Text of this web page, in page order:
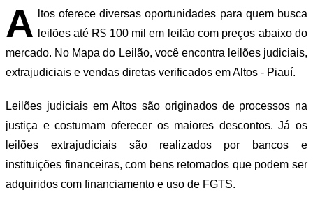
A
ltos oferece diversas oportunidades para quem busca
leilões até R$ 100 mil em leilão com preços abaixo do
mercado. No Mapa do Leilão, você encontra leilões judiciais,
extrajudiciais e vendas diretas verificados em Altos - Piauí.
Leilões judiciais em Altos são originados de processos na
justiça e costumam oferecer os maiores descontos. Já os
leilões extrajudiciais são realizados por bancos e
instituições financeiras, com bens retomados que podem ser
adquiridos com financiamento e uso de FGTS.